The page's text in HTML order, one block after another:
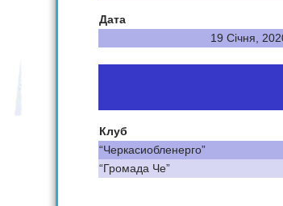
Дата
19 Січня,
Клуб
“Черкасиобленерго”
“Громада Че”